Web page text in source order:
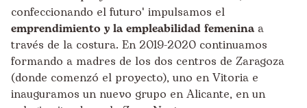
confeccionando el futuro' impulsamos el
emprendimiento y la empleabilidad femeninaa
través de la costura. En 2019-2020 continuamos
formando a madres de los dos centros de Zaragoza
(donde comenzó el proyecto), uno en Vitoria e
inauguramos un nuevo grupo en Alicante, en un